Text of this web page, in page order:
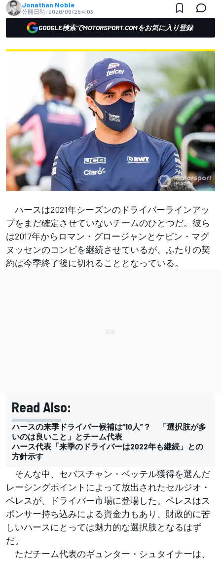
Jonathan Noble
公開日時: 2020/09/26 4:03
GOOGLE検索でMOTORSPORT.COMをお気に入り登録
ハースは2021年シーズンのドライバーラインアッ
プをまだ確定させていないチームのひとつだ。彼ら
は2017年からロマン・グロージャンとケビン・マグ
ヌッセンのコンビを継続させているが、ふたりの契
約は今季終了後に切れることとなっている。
Read Also:
ハースの来季ドライバー候補は“10人”？ 「選択肢が多
いのは良いこと」とチーム代表
ハース代表「来季のドライバーは2022年も継続」との
方針示す
そんな中、セバスチャン・ベッテル獲得を選んだ
レーシングポイントによって放出されたセルジオ・
ペレスが、ドライバー市場に登場した。ペレスはス
ポンサー持ち込みによる資金力もあり、財政的に苦
しいハースにとっては魅力的な選択肢となるはず
だ。
ただチーム代表のギュンター・シュタイナーは、